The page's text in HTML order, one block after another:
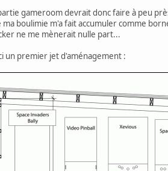
gameroom devrait donc faire à peu
ma boulimie m'a fait accumuler comme
ne me mènerait nulle part...
un premier jet d'aménagement :